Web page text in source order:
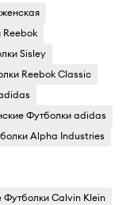
Sisley
Reebok Classic
Футболки adidas
Alpha Industries
Calvin Klein